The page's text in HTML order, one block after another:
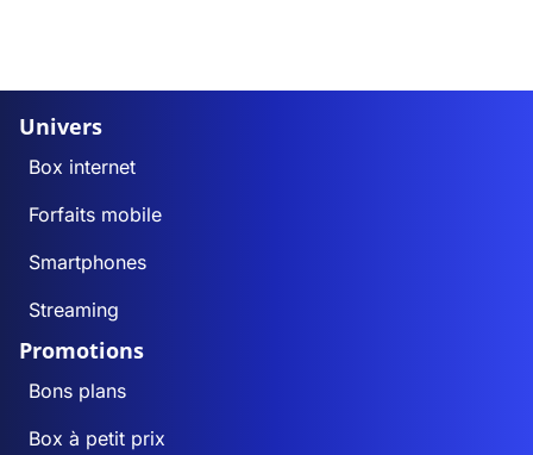
Univers
Box internet
Forfaits mobile
Smartphones
Streaming
Promotions
Bons plans
Box à petit prix